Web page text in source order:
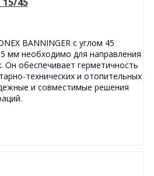
BANNINGER с углом 45
мм необходимо для направления
Он обеспечивает герметичность
технических и отопительных
и совместимые решения